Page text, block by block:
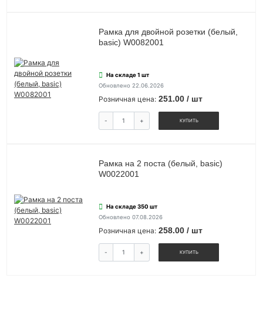
Рамка для двойной розетки (белый,
basic) W0082001
На складе 1 шт
Обновлено 22.06.2026
Розничная цена: 251.00 / шт
- + КУПИТЬ
Рамка на 2 поста (белый, basic)
W0022001
На складе 350 шт
Обновлено 07.08.2026
Розничная цена: 258.00 / шт
- + КУПИТЬ